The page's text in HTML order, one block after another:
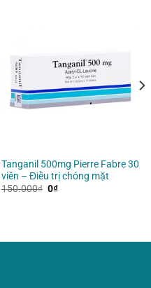
Tanganil 500mg Pierre Fabre 30
viên – Điều trị chóng mặt
150.000₫ Giá
0₫Giá